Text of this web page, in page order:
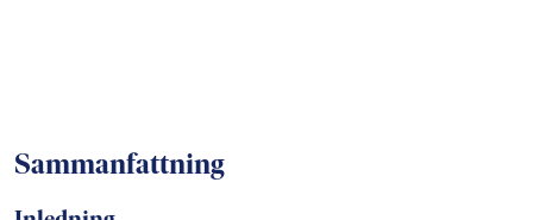
Sammanfattning